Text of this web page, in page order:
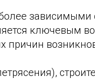
зависимыми
ключевым
причин